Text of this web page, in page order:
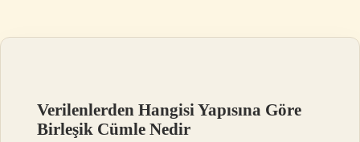
Verilenlerden Hangisi Yapısına Göre
Birleşik Cümle Nedir